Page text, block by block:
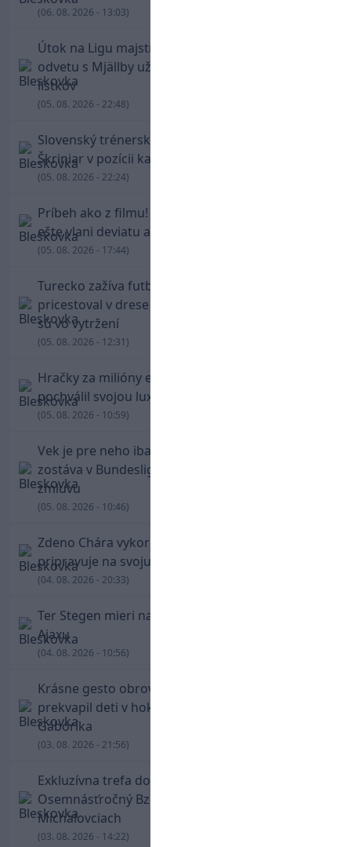
(06. 08. 2026 - 13:03)
Útok na Ligu majstrov láka! Slovan hlási na
odvetu s Mjällby už viac ako 13-tisíc predaných
lístkov
(05. 08. 2026 - 22:48)
Slovenský trénerský súboj pre Borbélyho,
Škriniar v pozícii kapitána potiahol Fenerbahce
(05. 08. 2026 - 22:24)
Príbeh ako z filmu! Hrdina Slovana Kianga hral
ešte vlani deviatu anglickú ligu
(05. 08. 2026 - 17:44)
Turecko zažíva futbalové šialenstvo! Salah
pricestoval v drese Trabzonsporu, fanúšikovia
sú vo vytržení
(05. 08. 2026 - 12:31)
Hračky za milióny eur! Cristiano Ronaldo sa
pochválil svojou luxusnou zbierkou áut
(05. 08. 2026 - 10:59)
Vek je pre neho iba číslo! Štyridsaťročný Džeko
zostáva v Bundeslige, so Schalke predĺžil
zmluvu
(05. 08. 2026 - 10:46)
Zdeno Chára vykorčuľoval na ľad! V Trenčíne sa
pripravuje na svoju blížiacu sa rozlúčku
(04. 08. 2026 - 20:33)
Ter Stegen mieri na hosťovanie do slávneho
Ajaxu
(04. 08. 2026 - 10:56)
Krásne gesto obrovskej legendy. Chára
prekvapil deti v hokejovej škole Mariána
Gáboríka
(03. 08. 2026 - 21:56)
Exkluzívna trefa do vinkla v hodine dvanástej!
Osemnásťročný Bzdyl zariadil triumf Žiliny v
Michalovciach
(03. 08. 2026 - 14:22)